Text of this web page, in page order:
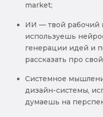
market;
ИИ — твой рабочий
используешь
генерации идей и
рассказать про
Системное
дизайн-системы,
думаешь на